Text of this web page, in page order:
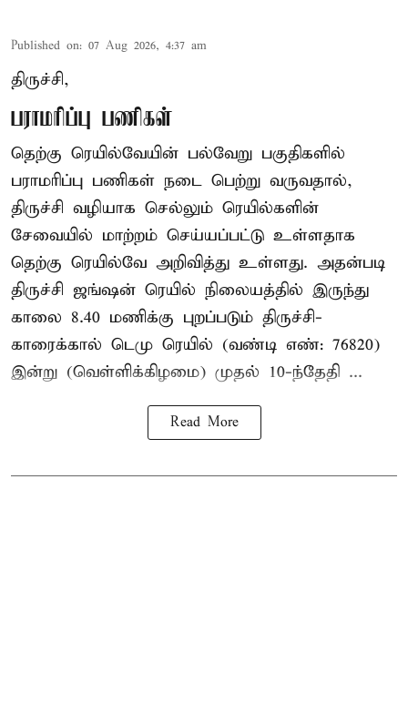
Published on: 07 Aug 2026, 4:37 am
திருச்சி,
பராமரிப்பு பணிகள்
தெற்கு ரெயில்வேயின் பல்வேறு பகுதிகளில்
பராமரிப்பு பணிகள் நடை பெற்று வருவதால்,
திருச்சி வழியாக செல்லும் ரெயில்களின்
சேவையில் மாற்றம் செய்யப்பட்டு உள்ளதாக
தெற்கு ரெயில்வே அறிவித்து உள்ளது. அதன்படி
திருச்சி ஜங்ஷன் ரெயில் நிலையத்தில் இருந்து
காலை 8.40 மணிக்கு புறப்படும் திருச்சி-
காரைக்கால் டெமு ரெயில் (வண்டி எண்: 76820)
இன்று (வெள்ளிக்கிழமை) முதல் 10-ந்தேதி ...
Read More